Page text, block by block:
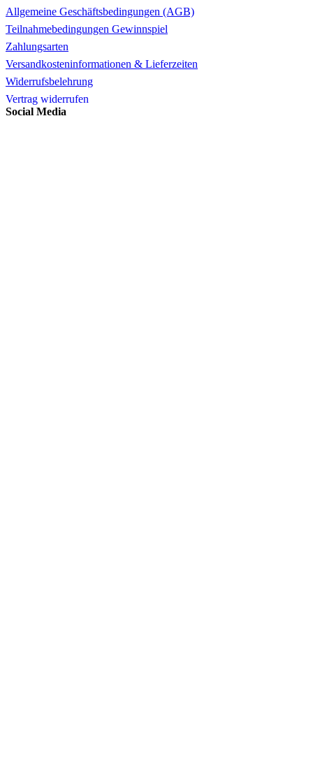
Allgemeine Geschäftsbedingungen (AGB)
Teilnahmebedingungen Gewinnspiel
Zahlungsarten
Versandkosteninformationen & Lieferzeiten
Widerrufsbelehrung
Vertrag widerrufen
Social Media